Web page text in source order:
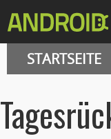
STARTSEITE